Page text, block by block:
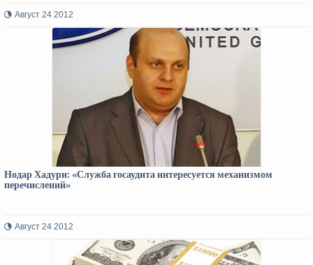
Август 24 2012
Нодар Хадури: «Служба госаудита интересуется механизмом
перечислений»
Август 24 2012